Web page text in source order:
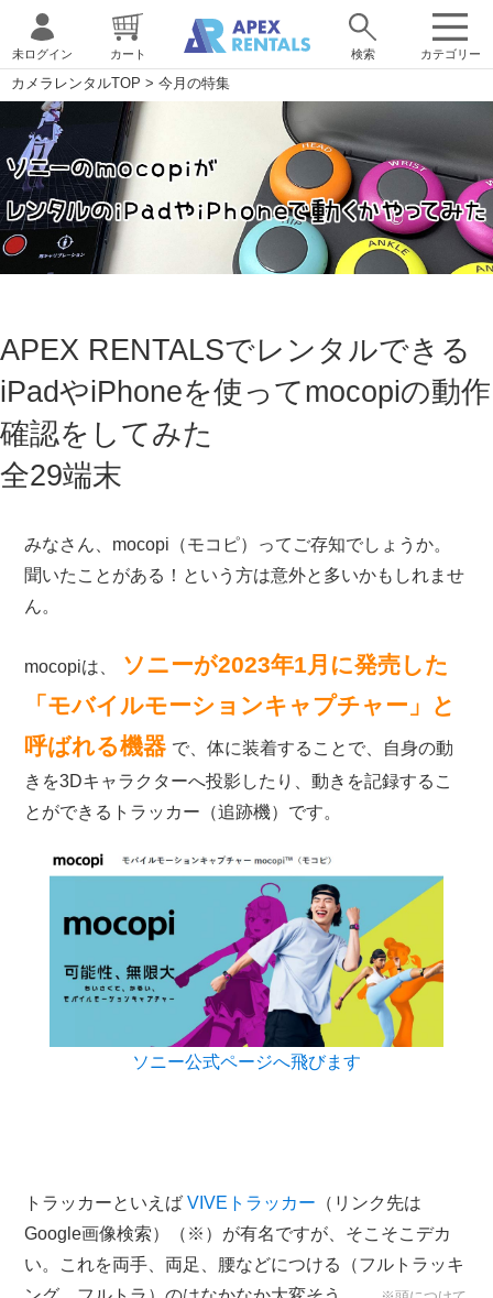
カテゴリー
未ログイン カート 検索
カメラレンタルTOP > 今月の特集
APEX RENTALSでレンタルできる
iPadやiPhoneを使ってmocopiの動作
確認をしてみた
全29端末
みなさん、mocopi（モコピ）ってご存知でしょうか。
聞いたことがある！という方は意外と多いかもしれませ
ん。
mocopiは、
ソニーが2023年1月に発売した
「モバイルモーションキャプチャー」と
呼ばれる機器 で、体に装着することで、自身の動
きを3Dキャラクターへ投影したり、動きを記録するこ
とができるトラッカー（追跡機）です。
ソニー公式ページへ飛びます
トラッカーといえばVIVEトラッカー （リンク先は
Google画像検索）（※）が有名ですが、そこそこデカ
い。これを両手、両足、腰などにつける（フルトラッキ